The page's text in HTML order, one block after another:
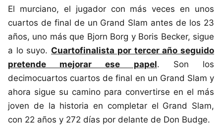
El murciano, el jugador con más veces en unos
cuartos de final de un Grand Slam antes de los 23
años, uno más que Bjorn Borg y Boris Becker, sigue
a lo suyo. Cuartofinalista por tercer año seguido
pretende mejorar ese papel. Son los
decimocuartos cuartos de final en un Grand Slam y
ahora sigue su camino para convertirse en el más
joven de la historia en completar el Grand Slam,
con 22 años y 272 días por delante de Don Budge.